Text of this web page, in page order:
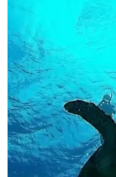
NPO講座～『わ
NPO講座～『わ
NPO講座～『わ
NPO講座～『わ
NPO講座～『わ
NPO講座～『わ
⭐相続税講座4
⭐相続税講座５～
⭐相続税講座６
⭐相続税講座７
⭐相続税講座８
消費税・税率
従業員の入退社
法人税
誤りやすい事
時価って？（
役員退職金
特定役員の退
源泉所得税
誤りやすい事
個人の税金と確定申
退職所得
土地・建物に関する
相続・贈与
「広大地」って？
「小規模宅地の特
遺産分割で気を
不動産の譲渡 税
税率（不動産の譲
不動産の譲渡と
株にまつわるおは
株式評価～配当還
事業承継